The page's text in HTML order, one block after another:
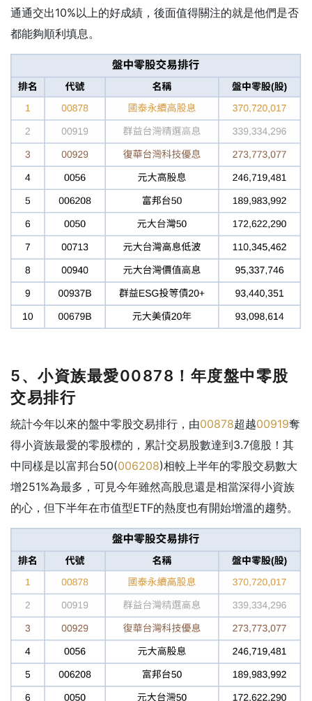
通通交出10%以上的好成績，後面值得關注的就是他們是否
都能夠順利填息。
5、小資族最愛00878！年度盤中零股
交易排行
統計今年以來的盤中零股交易排行，由00878超越00919奪
得小資族最愛的零股標的，累計交易股數達到3.7億股！其
中同樣是以富邦台50(006208)相較上半年的零股交易數大
增251%為最多，可見今年雖然高股息還是相當深得小資族
的心，但下半年在市值型ETF的熱度也有開始增溫的趨勢。